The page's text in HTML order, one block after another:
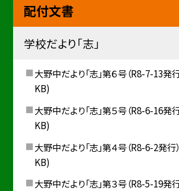
配付文書
学校だより「志」
大野中だより「志」第６号（R8-7-13発行
KB)
大野中だより「志」第５号（R8-6-16発行
KB)
大野中だより「志」第４号（R8-6-2発行）
KB)
大野中だより「志」第３号（R8-5-19発行